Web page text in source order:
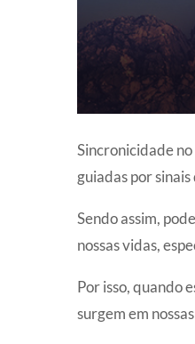
Sincronicidade no
guiadas por
Sendo assim,
nossas vidas,
Por isso, quando
surgem em